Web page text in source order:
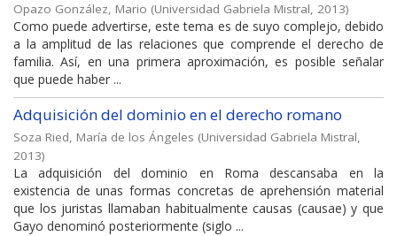
Opazo González, Mario (Universidad Gabriela Mistral, 2013)
Como puede advertirse, este tema es de suyo complejo, debido
a la amplitud de las relaciones que comprende el derecho de
familia. Así, en una primera aproximación, es posible señalar
que puede haber ...
Adquisición del dominio en el derecho romano
Soza Ried, María de los Ángeles (Universidad Gabriela Mistral,
2013)
La adquisición del dominio en Roma descansaba en la
existencia de unas formas concretas de aprehensión material
que los juristas llamaban habitualmente causas (causae) y que
Gayo denominó posteriormente (siglo ...